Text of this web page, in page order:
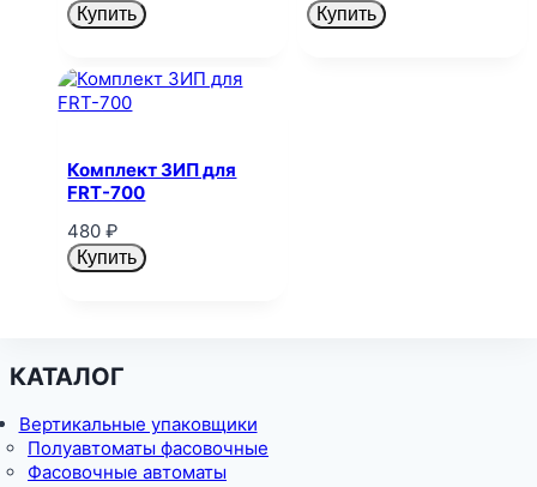
Купить Купить
Комплект ЗИП для
FRT-700
480₽
Купить
КАТАЛОГ
Вертикальные упаковщики
Полуавтоматы фасовочные
Фасовочные автоматы